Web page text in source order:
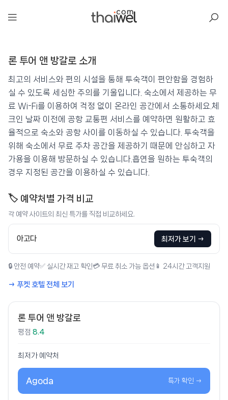
론 투어 앤 방갈로
📍 푸켓★★ ⭐ 8.4
💰 최저가 확인 · 예약하기
론 투어 앤 방갈로 소개
최고의 서비스와 편의 시설을 통해 투숙객이 편안함을 경험하
실 수 있도록 세심한 주의를 기울입니다. 숙소에서 제공하는 무
료 Wi-Fi를 이용하여 걱정 없이 온라인 공간에서 소통하세요.체
크인 날짜 이전에 공항 교통편 서비스를 예약하면 원활하고 효
율적으로 숙소와 공항 사이를 이동하실 수 있습니다. 투숙객을
위해 숙소에서 무료 주차 공간을 제공하기 때문에 안심하고 자
가용을 이용해 방문하실 수 있습니다.흡연을 원하는 투숙객의
경우 지정된 공간을 이용하실 수 있습니다.
🏷️ 예약처별 가격 비교
각 예약 사이트의 최신 특가를 직접 비교하세요.
아고다 최저가 보기 →
🔒 안전 예약✅ 실시간 재고 확인 💳 무료 취소 가능 옵션 📱 24시간 고객지원
→ 푸켓 호텔 전체 보기
론 투어 앤 방갈로
평점 8.4
최저가 예약처
Agoda 특가 확인 →